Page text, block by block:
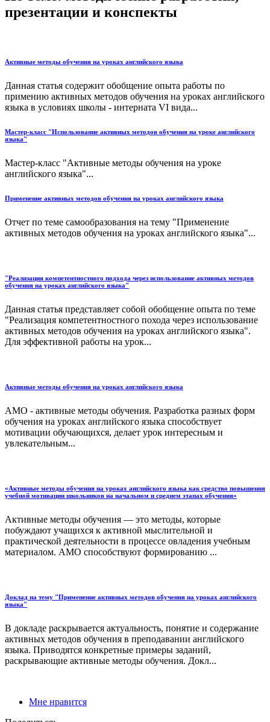
презентации и конспекты
Активные методы обучения на уроках английского языка
Данная статья содержит обобщение опыта работы по
примению активных методов обучения на уроках английского
языка в условиях школы - интерната VI вида...
Мастер-класс "Использование активных методов обучения на уроке английского
языка"
Мастер-класс "Активные методы обучения на уроке
английского языка"...
Применение активных методов обучения на уроках английского языка
Отчет по теме самообразования на тему "Применение
активных методов обучения на уроках английского языка"...
"Реализация компетентностного подхода через использование активных методов
обучения на уроках английского языка"
Данная статья представляет собой обобщение опыта по теме
"Реализация компетентностного похода через использование
активных методов обучения на уроках английского языка".
Для эффективной работы на урок...
Активные методы обучения на уроках английского языка
АМО - активные методы обучения. Разработка разных форм
обучения на уроках английского языка способствует
мотивации обучающихся, делает урок интересным и
увлекательным...
«Активные методы обучения на уроках английского языка как средство повышения
учебной мотивации школьников на начальном и среднем этапах обучения»
Активные методы обучения — это методы, которые
побуждают учащихся к активной мыслительной и
практической деятельности в процессе овладения учебным
материалом. АМО способствуют формированию ...
Доклад на тему "Применение активных методов обучения на уроках английского
языка"
В докладе раскрывается актуальность, понятие и содержание
активных методов обучения в преподавании английского
языка. Приводятся конкретные примеры заданий,
раскрывающие активные методы обучения. Докл...
Мне нравится